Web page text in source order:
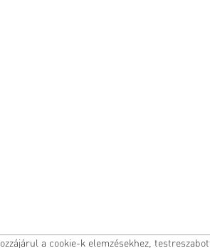
a cookie-k elemzésekhez,